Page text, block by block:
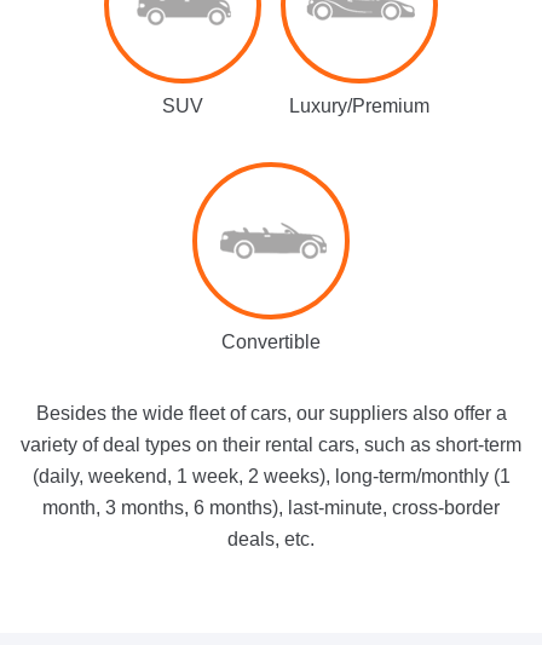
SUV Luxury/Premium
Convertible
Besides the wide fleet of cars, our suppliers also offer a
variety of deal types on their rental cars, such as short-term
(daily, weekend, 1 week, 2 weeks), long-term/monthly (1
month, 3 months, 6 months), last-minute, cross-border
deals, etc.